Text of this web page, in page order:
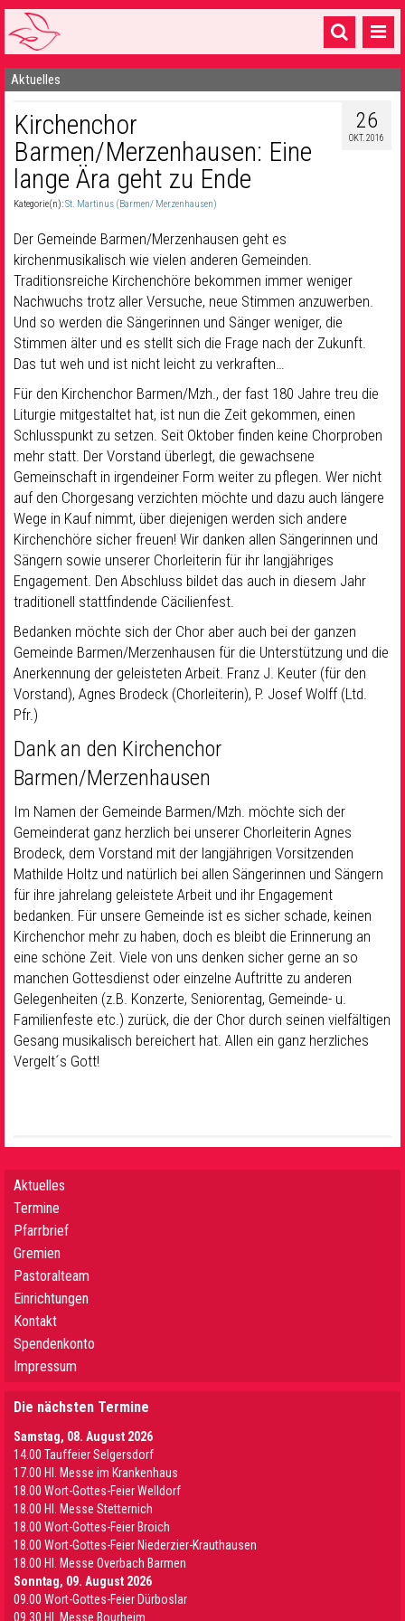
Startseite
1 Pfarrei
16 Gemeinden & mehr
Gottesdienste & Sinnsuche
Sakramente & Feste
Gemeinschaft & Soziales
Musik& Kultur
Seelsorge & Kontakt
Aktuelles
26
OKT. 2016
Kirchenchor
Barmen/Merzenhausen: Eine
lange Ära geht zu Ende
Kategorie(n):St. Martinus (Barmen/ Merzenhausen)
Der Gemeinde Barmen/Merzenhausen geht es
kirchenmusikalisch wie vielen anderen Gemeinden.
Traditionsreiche Kirchenchöre bekommen immer weniger
Nachwuchs trotz aller Versuche, neue Stimmen anzuwerben.
Und so werden die Sängerinnen und Sänger weniger, die
Stimmen älter und es stellt sich die Frage nach der Zukunft.
Das tut weh und ist nicht leicht zu verkraften…
Für den Kirchenchor Barmen/Mzh., der fast 180 Jahre treu die
Liturgie mitgestaltet hat, ist nun die Zeit gekommen, einen
Schlusspunkt zu setzen. Seit Oktober finden keine Chorproben
mehr statt. Der Vorstand überlegt, die gewachsene
Gemeinschaft in irgendeiner Form weiter zu pflegen. Wer nicht
auf den Chorgesang verzichten möchte und dazu auch längere
Wege in Kauf nimmt, über diejenigen werden sich andere
Kirchenchöre sicher freuen! Wir danken allen Sängerinnen und
Sängern sowie unserer Chorleiterin für ihr langjähriges
Engagement. Den Abschluss bildet das auch in diesem Jahr
traditionell stattfindende Cäcilienfest.
Bedanken möchte sich der Chor aber auch bei der ganzen
Gemeinde Barmen/Merzenhausen für die Unterstützung und die
Anerkennung der geleisteten Arbeit. Franz J. Keuter (für den
Vorstand), Agnes Brodeck (Chorleiterin), P. Josef Wolff (Ltd.
Pfr.)
Dank an den Kirchenchor
Barmen/Merzenhausen
Im Namen der Gemeinde Barmen/Mzh. möchte sich der
Gemeinderat ganz herzlich bei unserer Chorleiterin Agnes
Brodeck, dem Vorstand mit der langjährigen Vorsitzenden
Mathilde Holtz und natürlich bei allen Sängerinnen und Sängern
für ihre jahrelang geleistete Arbeit und ihr Engagement
bedanken. Für unsere Gemeinde ist es sicher schade, keinen
Kirchenchor mehr zu haben, doch es bleibt die Erinnerung an
eine schöne Zeit. Viele von uns denken sicher gerne an so
manchen Gottesdienst oder einzelne Auftritte zu anderen
Gelegenheiten (z.B. Konzerte, Seniorentag, Gemeinde- u.
Familienfeste etc.) zurück, die der Chor durch seinen vielfältigen
Gesang musikalisch bereichert hat. Allen ein ganz herzliches
Vergelt´s Gott!
Aktuelles
Termine
Pfarrbrief
Gremien
Pastoralteam
Einrichtungen
Kontakt
Spendenkonto
Impressum
Die nächsten Termine
Samstag, 08. August 2026
14.00 Tauffeier Selgersdorf
17.00 Hl. Messe im Krankenhaus
18.00 Wort-Gottes-Feier Welldorf
18.00 Hl. Messe Stetternich
18.00 Wort-Gottes-Feier Broich
18.00 Wort-Gottes-Feier Niederzier-Krauthausen
18.00 Hl. Messe Overbach Barmen
Sonntag, 09. August 2026
09.00 Wort-Gottes-Feier Dürboslar
09.30 HI. Messe Bourheim